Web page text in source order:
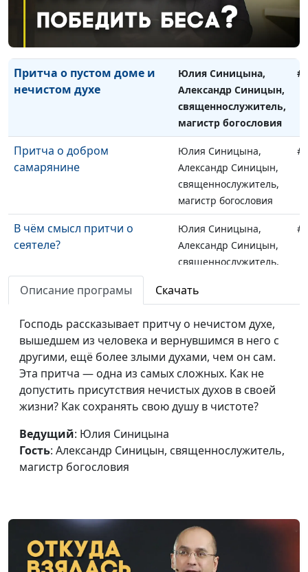
Александр Синицын,
священнослужитель,
магистр богословия
Притча о пустом доме и
нечистом духе
Юлия Синицына,
Александр Синицын,
священнослужитель,
магистр богословия
Притча о добром
самарянине
Юлия Синицына,
Александр Синицын,
священнослужитель,
магистр богословия
В чём смысл притчи о
сеятеле?
Юлия Синицына,
Александр Синицын,
священнослужитель,
строителях
Юлия Синицына,
Александр Синицын,
священнослужитель,
магистр богословия
Весть трёх ангелов в конце
мировой истории
Андрей Юнак,
священнослужитель
Тысячелетнее царство
Христа и святых
Андрей Юнак,
воскресение осуждения
Андрей Юнак,
священнослужитель
Сто сорок четыре тысячи
Юлия Синицына,
Описание програмы Скачать
Господь рассказывает притчу о нечистом духе,
вышедшем из человека и вернувшимся в него с
другими, ещё более злыми духами, чем он сам.
Эта притча — одна из самых сложных. Как не
допустить присутствия нечистых духов в своей
жизни? Как сохранять свою душу в чистоте?
Ведущий: Юлия Синицына
Гость: Александр Синицын, священнослужитель,
магистр богословия